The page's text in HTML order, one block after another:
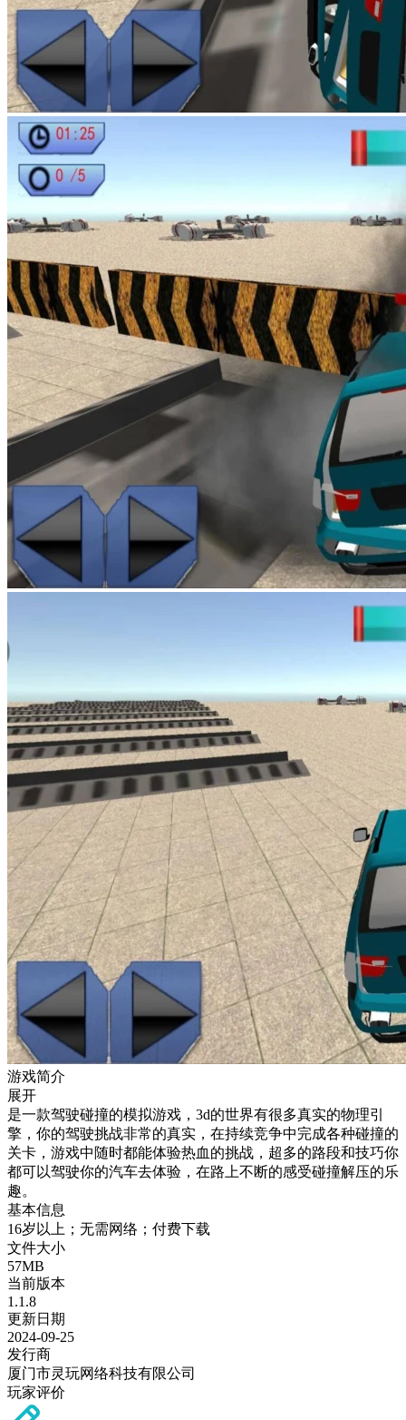
游戏简介
展开
是一款驾驶碰撞的模拟游戏，3d的世界有很多真实的物理引
擎，你的驾驶挑战非常的真实，在持续竞争中完成各种碰撞的
关卡，游戏中随时都能体验热血的挑战，超多的路段和技巧你
都可以驾驶你的汽车去体验，在路上不断的感受碰撞解压的乐
趣。
基本信息
16岁以上；无需网络；付费下载
文件大小
57MB
当前版本
1.1.8
更新日期
2024-09-25
发行商
厦门市灵玩网络科技有限公司
玩家评价